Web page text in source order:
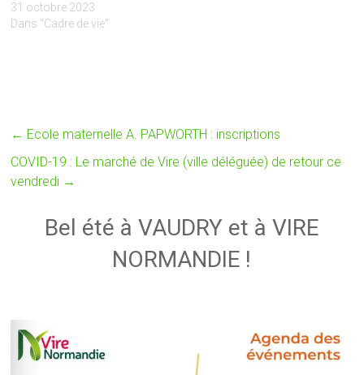
31 octobre 2023
Dans "Cadre de vie"
← Ecole maternelle A. PAPWORTH : inscriptions
COVID-19 : Le marché de Vire (ville déléguée) de retour ce
vendredi →
Bel été à VAUDRY et à VIRE
NORMANDIE !